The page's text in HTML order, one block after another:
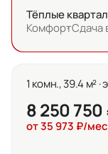
Тёплые
КомфортСдача
1 комн., 39.4 м² ·
8 250 750
от 35 973 ₽/мес